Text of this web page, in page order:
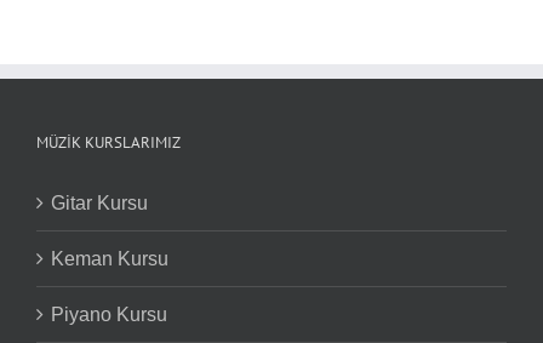
MÜZIK KURSLARIMIZ
Gitar Kursu
Keman Kursu
Piyano Kursu